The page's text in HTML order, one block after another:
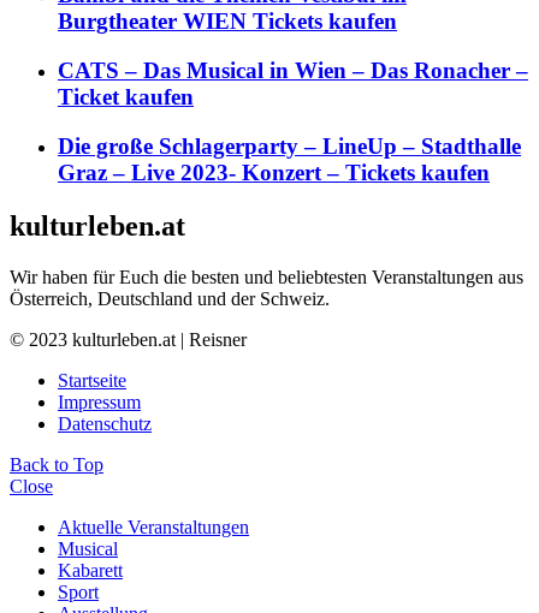
Burgtheater WIEN Tickets kaufen
CATS – Das Musical in Wien – Das Ronacher –
Ticket kaufen
Die große Schlagerparty – LineUp – Stadthalle
Graz – Live 2023- Konzert – Tickets kaufen
kulturleben.at
Wir haben für Euch die besten und beliebtesten Veranstaltungen aus
Österreich, Deutschland und der Schweiz.
© 2023 kulturleben.at | Reisner
Startseite
Impressum
Datenschutz
Back to Top
Close
Aktuelle Veranstaltungen
Musical
Kabarett
Sport